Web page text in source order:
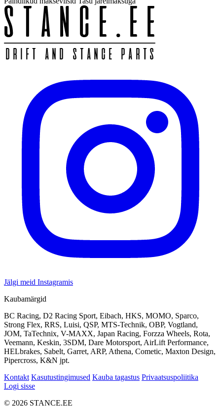
Jälgi meid Instagramis
Kaubamärgid
BC Racing, D2 Racing Sport, Eibach, HKS, MOMO, Sparco,
Strong Flex, RRS, Luisi, QSP, MTS-Technik, OBP, Vogtland,
JOM, TaTechnix, V-MAXX, Japan Racing, Forzza Wheels, Rota,
Veemann, Keskin, 3SDM, Dare Motorsport, AirLift Performance,
HELbrakes, Sabelt, Garret, ARP, Athena, Cometic, Maxton Design,
Pipercross, K&N jpt.
Kontakt Kasutustingimused Kauba tagastus Privaatsuspoliitika
Logi sisse
© 2026 STANCE.EE